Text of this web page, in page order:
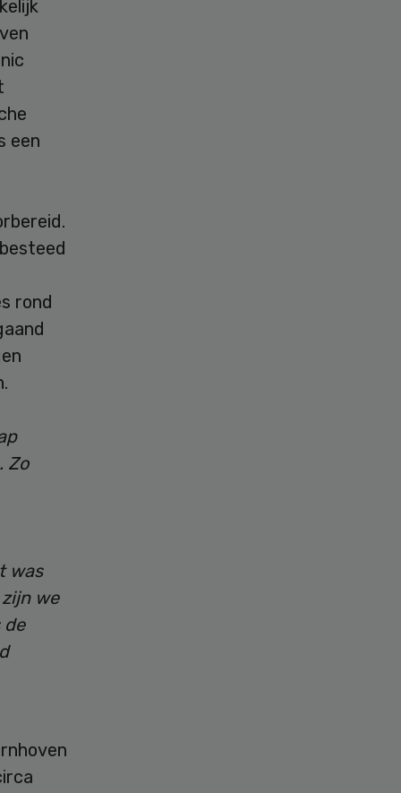
een
rond
Zo
was
we
de